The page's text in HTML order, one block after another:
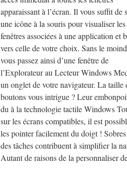
apparaissant à l’écran. Il vous suffit de
une icône à la souris pour visualiser les
fenêtres associées à une application et
vers celle de votre choix. Sans le
vous passez ainsi d’une fenêtre de
l’Explorateur au Lecteur Windows
un onglet de votre navigateur. La taille
boutons vous intrigue ? Leur
du à la technologie tactile Windows
sur les écrans compatibles, il est
les pointer facilement du doigt !
des tâches contribuent à simplifier la
Autant de raisons de la personnaliser